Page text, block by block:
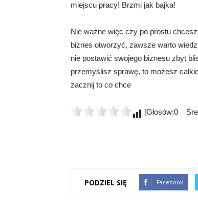
miejscu pracy! Brzmi jak bajka!
Nie ważne więc czy po prostu
biznes otworzyć, zawsze warto
nie postawić swojego biznesu zbyt
przemyślisz sprawę, to możesz
zacznij to co chce
[Głosów:0
PODZIEL SIĘ Facebook